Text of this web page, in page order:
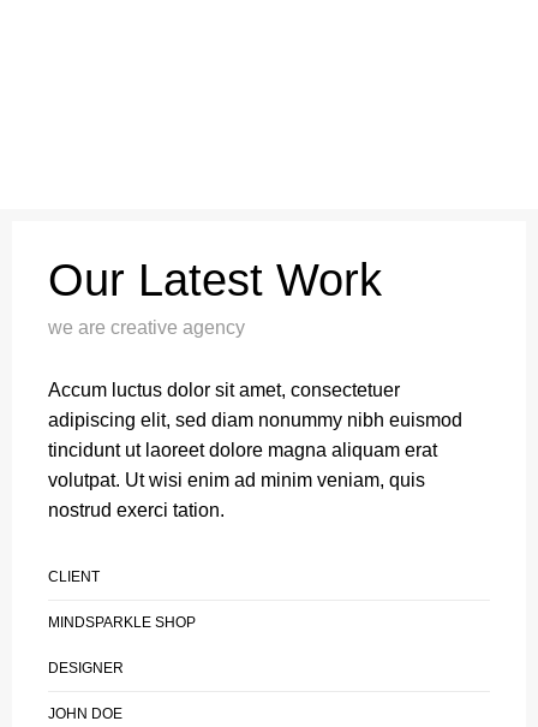
Our Latest Work
we are creative agency
Accum luctus dolor sit amet, consectetuer
adipiscing elit, sed diam nonummy nibh euismod
tincidunt ut laoreet dolore magna aliquam erat
volutpat. Ut wisi enim ad minim veniam, quis
nostrud exerci tation.
CLIENT
MINDSPARKLE SHOP
DESIGNER
JOHN DOE